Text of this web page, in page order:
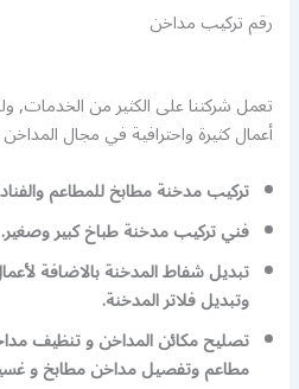
رقم تركيب مداخن
تعمل شركتنا على الكثير من الخدمات,
أعمال كثيرة واحترافية في مجال
تركيب مدخنة مطابخ للمطاعم
فني تركيب مدخنة طباخ كبير وصغير.
تبديل شفاط المدخنة بالاضافة
وتبديل فلاتر المدخنة.
تصليح مكائن المداخن و تنظيف
مطاعم وتفصيل مداخن مطابخ و